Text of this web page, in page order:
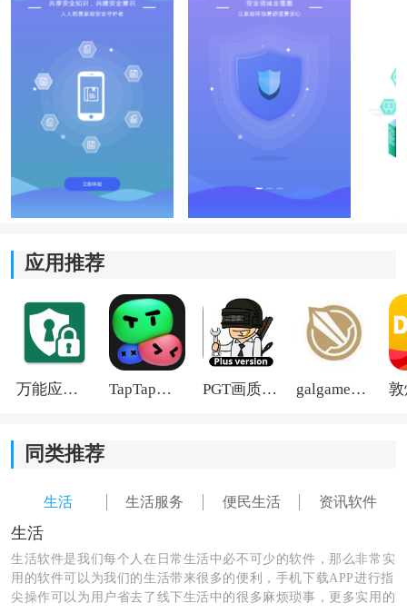
全民消防软件功能：
1、智能联动预警：
软件可以连接智能传感器等设备，家里一旦出现异常情
况，会及时发送提醒。有时候人在外面，也能第一时间
知道家里的情况。
报警后还能联动摄像头查看现场画面，平时查看家中情
况也比较方便。监控数据会进行加密处理，使用时隐私
保护做得还不错。
3、电气数据监测：
家里一些电器运行状态可以直接在线查看，像电流、电
更直观一些。
4、在线知识 学习 ：
里面整理了不少消防知识内容，包括文章、案例和安全
技巧。平时有空看看，遇到突发情况时至少能知道该怎
么处理。
应用推荐
万能应用隐藏 TapTap国际版2026 PGT画质助手旧版 galgame游戏盒子2026
同类推荐
生活 生活服务 便民生活 资讯软件
生活
生活软件是我们每个人在日常生活中必不可少的软件，那么非常实
用的软件可以为我们的生活带来很多的便利，手机下载APP进行指
尖操作可以为用户省去了线下生活中的很多麻烦琐事，更多实用的